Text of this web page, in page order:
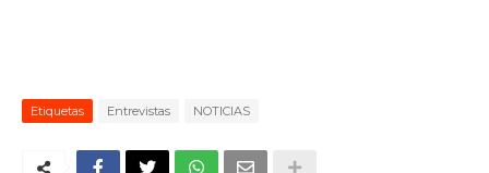
Etiquetas Entrevistas NOTICIAS